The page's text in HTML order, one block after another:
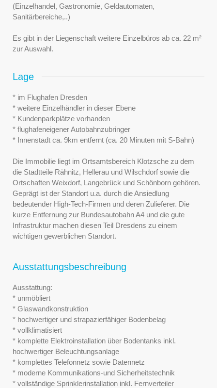
(Einzelhandel, Gastronomie, Geldautomaten,
Sanitärbereiche,..)
Es gibt in der Liegenschaft weitere Einzelbüros ab ca. 22 m²
zur Auswahl.
Lage
* im Flughafen Dresden
* weitere Einzelhändler in dieser Ebene
* Kundenparkplätze vorhanden
* flughafeneigener Autobahnzubringer
* Innenstadt ca. 9km entfernt (ca. 20 Minuten mit S-Bahn)
Die Immobilie liegt im Ortsamtsbereich Klotzsche zu dem
die Stadtteile Rähnitz, Hellerau und Wilschdorf sowie die
Ortschaften Weixdorf, Langebrück und Schönborn gehören.
Geprägt ist der Standort u.a. durch die Ansiedlung
bedeutender High-Tech-Firmen und deren Zulieferer. Die
kurze Entfernung zur Bundesautobahn A4 und die gute
Infrastruktur machen diesen Teil Dresdens zu einem
wichtigen gewerblichen Standort.
Ausstattungsbeschreibung
Ausstattung:
* unmöbliert
* Glaswandkonstruktion
* hochwertiger und strapazierfähiger Bodenbelag
* vollklimatisiert
* komplette Elektroinstallation über Bodentanks inkl.
hochwertiger Beleuchtungsanlage
* komplettes Telefonnetz sowie Datennetz
* moderne Kommunikations-und Sicherheitstechnik
* vollständige Sprinklerinstallation inkl. Fernverteiler